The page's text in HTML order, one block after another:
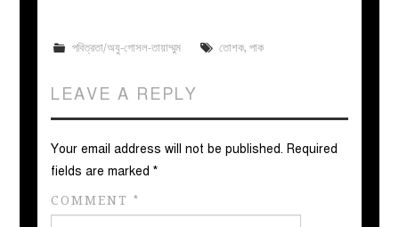
পবিত্রতা/অযু-গোসল-তায়াম্মুম তোশক, পাক
LEAVE A REPLY
Your email address will not be published. Required
fields are marked*
COMMENT*